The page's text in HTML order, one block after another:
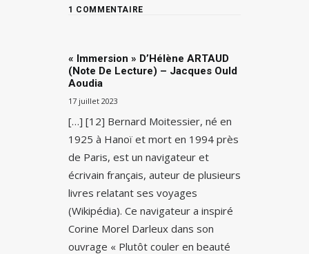
1 COMMENTAIRE
« Immersion » D’Hélène ARTAUD
(note De Lecture) – Jacques Ould
Aoudia
17 juillet 2023
[…] [12] Bernard Moitessier, né en
1925 à Hanoï et mort en 1994 près
de Paris, est un navigateur et
écrivain français, auteur de plusieurs
livres relatant ses voyages
(Wikipédia). Ce navigateur a inspiré
Corine Morel Darleux dans son
ouvrage « Plutôt couler en beauté